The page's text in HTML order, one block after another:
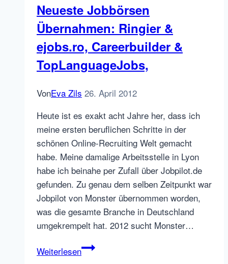
workinjapan.com
Neueste Jobbörsen
Übernahmen: Ringier &
ejobs.ro, Careerbuilder &
TopLanguageJobs,
VonEva Zils 26. April 2012
Heute ist es exakt acht Jahre her, dass ich
meine ersten beruflichen Schritte in der
schönen Online-Recruiting Welt gemacht
habe. Meine damalige Arbeitsstelle in Lyon
habe ich beinahe per Zufall über Jobpilot.de
gefunden. Zu genau dem selben Zeitpunkt war
Jobpilot von Monster übernommen worden,
was die gesamte Branche in Deutschland
umgekrempelt hat. 2012 sucht Monster…
WeiterlesenNeueste